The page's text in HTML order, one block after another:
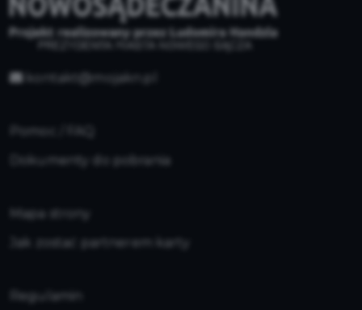
kontakt@mojakn.pl
Dokumenty do pobrania
Mapa strony
Jak zostać partnerem karty
Regulamin